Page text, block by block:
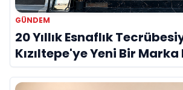
GÜNDEM
20 Yıllık Esnaflık
Kızıltepe'ye Yeni Bir Marka